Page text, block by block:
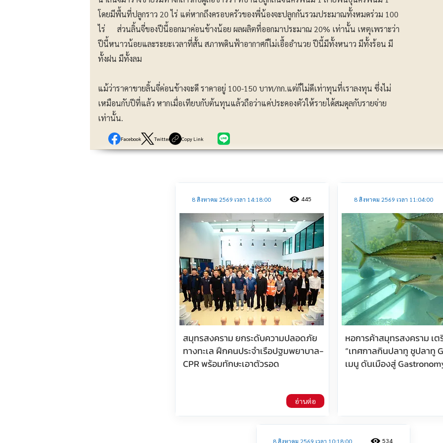
โดยมีพื้นที่ปลูกราว 20 ไร่ แต่หากถึงครอบครัวของพี่น้องจะปลูกกันรวมประมาณทั้งหมดร่วม 100
ไร่ ส่วนลิ้นจี่ของปีนี้ออกมาค่อนข้างน้อย ผลผลิตที่ออกมาประมาณ 20% เท่านั้น เหตุเพราะว่า
ปีนี้หนาวน้อยและระยะเวลาที่สั้น สภาพดินฟ้าอากาศก็ไม่เอื้ออำนวย ปีนี้มีทั้งหนาว มีทั้งร้อน มี
ทั้งฝน มีทั้งลม
แม้ว่าราคาขายลิ้นจี่ค่อนข้างจะดี ราคาอยู่ 100-150 บาท/กก.แต่ก็ไม่ดีเท่าทุนที่เราลงทุน ซึ่งไม่
เหมือนกับปีที่แล้ว หากเมื่อเทียบกับต้นทุนแล้วถือว่าแค่ประคองตัวให้รายได้สมดุลกับรายจ่าย
เท่านั้น.
Facebook Twitter Copy Link
ประชาสัมพันธ์
8 สิงหาคม 2569 เวลา 14:18:00
สมุทรสงคราม ยกระดับความปลอดภัย
ทางทะเล ฝึกคนประจำเรือปฐมพยาบาล-
CPR พร้อมทักษะเอาตัวรอด
445
อ่านต่อ
8 สิงหาคม 2569 เวลา 11:04:00
หอการค้าสมุทรสงคราม เ
“เทศกาลกินปลาทู ชูปลาทู
เมนู ดันเมืองสู่
8 สิงหาคม 2569 เวลา 10:18:00 534